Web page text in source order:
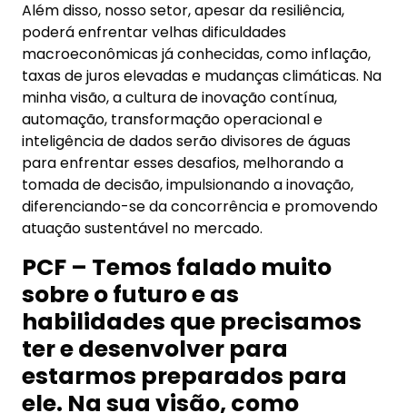
Além disso, nosso setor, apesar da resiliência,
poderá enfrentar velhas dificuldades
macroeconômicas já conhecidas, como inflação,
taxas de juros elevadas e mudanças climáticas. Na
minha visão, a cultura de inovação contínua,
automação, transformação operacional e
inteligência de dados serão divisores de águas
para enfrentar esses desafios, melhorando a
tomada de decisão, impulsionando a inovação,
diferenciando-se da concorrência e promovendo
atuação sustentável no mercado.
PCF – Temos falado muito
sobre o futuro e as
habilidades que precisamos
ter e desenvolver para
estarmos preparados para
ele. Na sua visão, como